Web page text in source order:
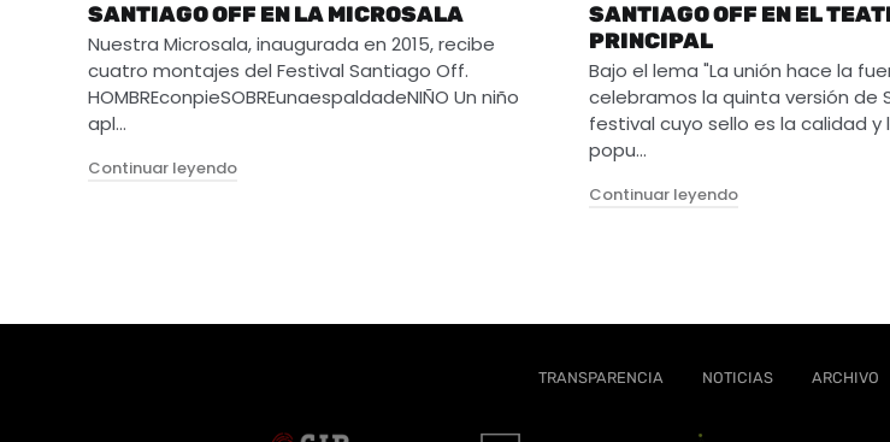
SANTIAGO OFF EN LA MICROSALA
Nuestra Microsala, inaugurada en 2015, recibe
cuatro montajes del Festival Santiago Off.
HOMBREconpieSOBREunaespaldadeNIÑO Un niño
apl…
Continuar leyendo"Santiago Off en la Microsala"
SANTIAGO OFF EN EL
PRINCIPAL
Bajo el lema "La unión hace la
celebramos la quinta versión de
festival cuyo sello es la calidad y
popu…
Continuar leyendo"Santiago Off en el
TRANSPARENCIA NOTICIAS ARCHIVO